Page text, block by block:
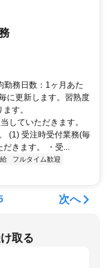
勤務日数：1ヶ月あた
に更新します。習熟度
す。
していただきます。
(1) 受注時受付業務(毎
きます。 ・受...
フルタイム歓迎
次へ
取る